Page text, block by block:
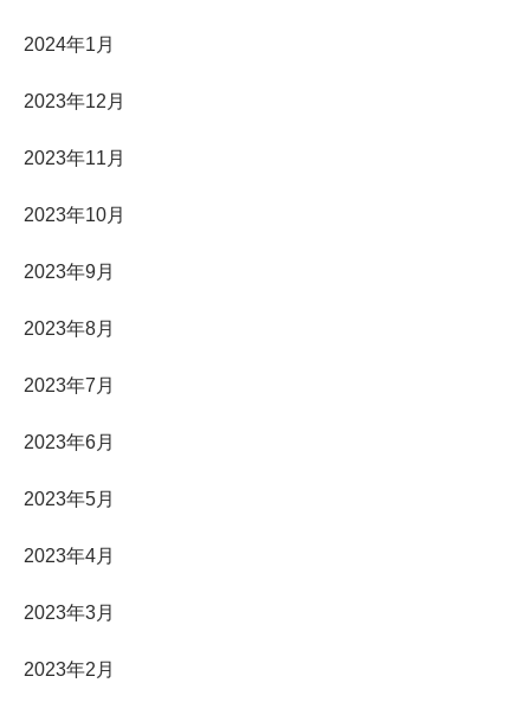
2024年1月
2023年12月
2023年11月
2023年10月
2023年9月
2023年8月
2023年7月
2023年6月
2023年5月
2023年4月
2023年3月
2023年2月